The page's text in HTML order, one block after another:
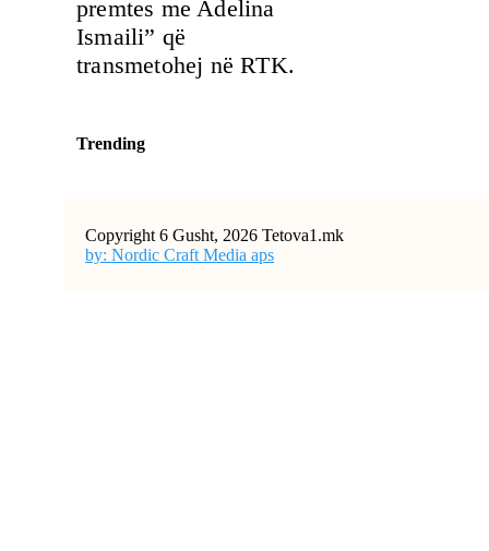
premtes me Adelina
Ismaili” që
transmetohej në RTK.
Trending
Copyright 6 Gusht, 2026 Tetova1.mk
by: Nordic Craft Media aps